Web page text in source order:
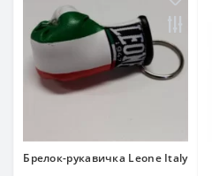
Брелок-рукавичка Leone Italy